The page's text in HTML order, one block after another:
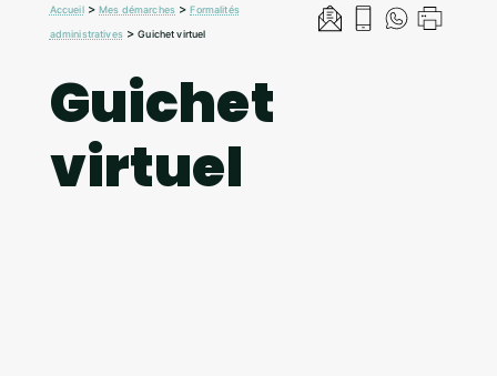
Accueil>Mes démarches >Formalités
administratives>Guichet virtuel
Guichet
virtuel